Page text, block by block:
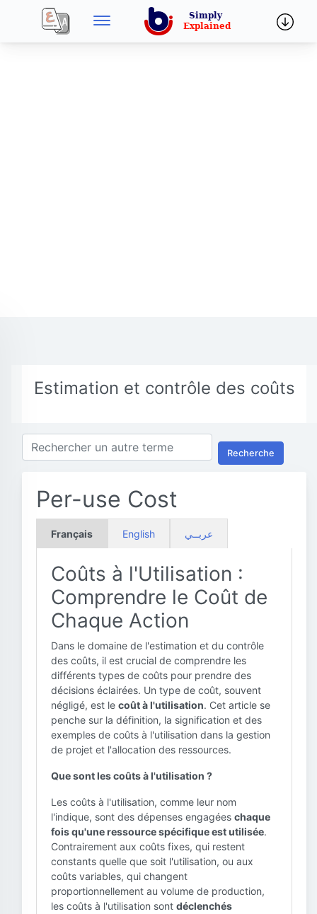
Estimation et contrôle des coûts
Recherche
Per-use Cost
Français English عربــي
Coûts à l'Utilisation :
Comprendre le Coût de
Chaque Action
Dans le domaine de l'estimation et du contrôle
des coûts, il est crucial de comprendre les
différents types de coûts pour prendre des
décisions éclairées. Un type de coût, souvent
négligé, est le coût à l'utilisation. Cet article se
penche sur la définition, la signification et des
exemples de coûts à l'utilisation dans la gestion
de projet et l'allocation des ressources.
Que sont les coûts à l'utilisation ?
Les coûts à l'utilisation, comme leur nom
l'indique, sont des dépenses engagées chaque
fois qu'une ressource spécifique est utilisée.
Contrairement aux coûts fixes, qui restent
constants quelle que soit l'utilisation, ou aux
coûts variables, qui changent
proportionnellement au volume de production,
les coûts à l'utilisation sont déclenchés